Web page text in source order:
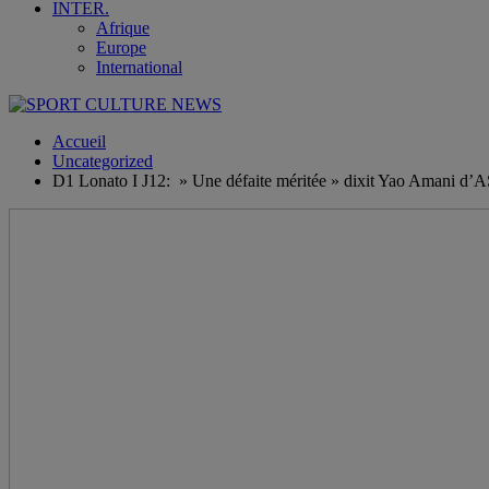
INTER.
Afrique
Europe
International
Accueil
Uncategorized
D1 Lonato I J12: » Une défaite méritée » dixit Yao Amani